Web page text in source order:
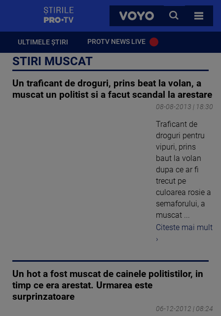
VOYO
CAUTA
TOATE
ULTIMELE ȘTIRI PROTV NEWS LIVE
STIRI MUSCAT
Un traficant de droguri, prins beat la volan, a
muscat un politist si a facut scandal la arestare
08-08-2013 | 18:30
Traficant de
droguri pentru
vipuri, prins
baut la volan
dupa ce ar fi
trecut pe
culoarea rosie a
semaforului, a
muscat ...
Citeste mai mult
›
Un hot a fost muscat de cainele politistilor, in
timp ce era arestat. Urmarea este
surprinzatoare
06-12-2012 | 08:24